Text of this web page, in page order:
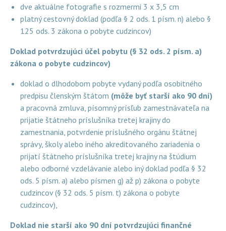
dve aktuálne fotografie s rozmermi 3 x 3,5 cm
platný cestovný doklad (podľa § 2 ods. 1 písm. n) alebo §
125 ods. 3 zákona o pobyte cudzincov)
Doklad potvrdzujúci účel pobytu (§ 32 ods. 2 písm. a)
zákona o pobyte cudzincov)
doklad o dlhodobom pobyte vydaný podľa osobitného
predpisu členským štátom (môže byť starší ako 90 dní)
a pracovná zmluva, písomný prísľub zamestnávateľa na
prijatie štátneho príslušníka tretej krajiny do
zamestnania, potvrdenie príslušného orgánu štátnej
správy, školy alebo iného akreditovaného zariadenia o
prijatí štátneho príslušníka tretej krajiny na štúdium
alebo odborné vzdelávanie alebo iný doklad podľa § 32
ods. 5 písm. a) alebo písmen g) až p) zákona o pobyte
cudzincov (§ 32 ods. 5 písm. t) zákona o pobyte
cudzincov),
Doklad nie starší ako 90 dní potvrdzujúci finančné